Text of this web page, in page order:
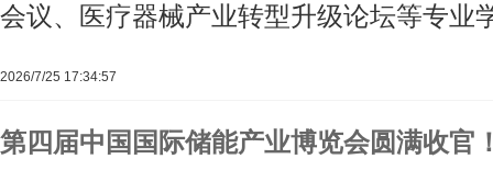
会议、医疗器械产业转型升级论坛等专业
2026/7/25 17:34:57
第四届中国国际储能产业博览会圆满收官